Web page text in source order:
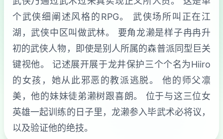
个武侠细阐述风格的RPG。 武侠场所叫正在江
湖，武侠中区叫做武林。 要角龙濑是样子冉冉升
初的武侠人物，即使是别人所属的森普派同型巨关
键视他。 记述展开展于龙井保护三个个名为Hiiro
的女孩，她从此邪恶的教派逃脱。 他的师父凛
美，他的妹妹徒弟濑树跟喜朗。 位于与这三位女
英雄一起训练的日子里，龙濑参入毕武术必将议，
以及验证他的绝技。